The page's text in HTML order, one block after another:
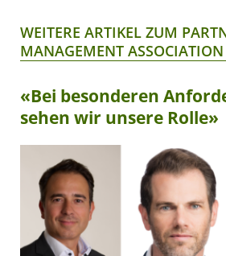
WEITERE ARTIKEL ZUM
MANAGEMENT
«Bei besonderen
sehen wir unsere Rolle»